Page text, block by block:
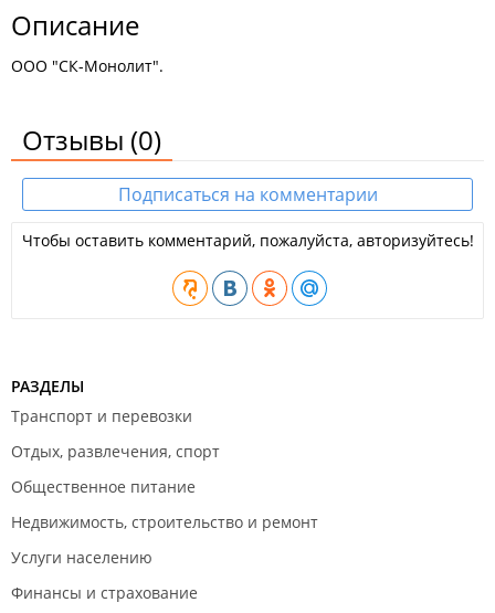
Описание
ООО "СК-Монолит".
Отзывы (0)
Подписаться на комментарии
Чтобы оставить комментарий, пожалуйста, авторизуйтесь!
РАЗДЕЛЫ
Транспорт и перевозки
Отдых, развлечения, спорт
Общественное питание
Недвижимость, строительство и ремонт
Услуги населению
Финансы и страхование